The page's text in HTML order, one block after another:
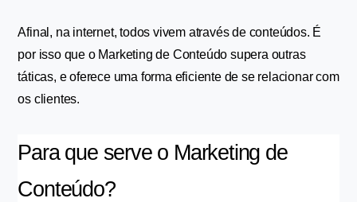
Afinal, na internet, todos vivem através de conteúdos. É
por isso que o Marketing de Conteúdo supera outras
táticas, e oferece uma forma eficiente de se relacionar com
os clientes.
Para que serve o Marketing de
Conteúdo?